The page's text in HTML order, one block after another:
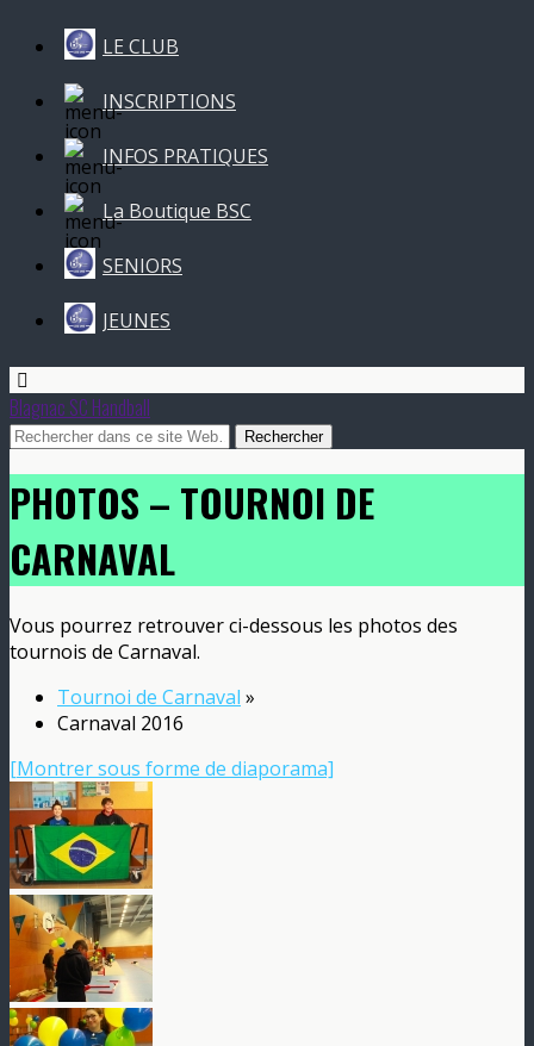
LE CLUB
INSCRIPTIONS
INFOS PRATIQUES
La Boutique BSC
SENIORS
JEUNES
Blagnac SC Handball
PHOTOS – TOURNOI DE
CARNAVAL
Vous pourrez retrouver ci-dessous les photos des
tournois de Carnaval.
Tournoi de Carnaval »
Carnaval 2016
[Montrer sous forme de diaporama]